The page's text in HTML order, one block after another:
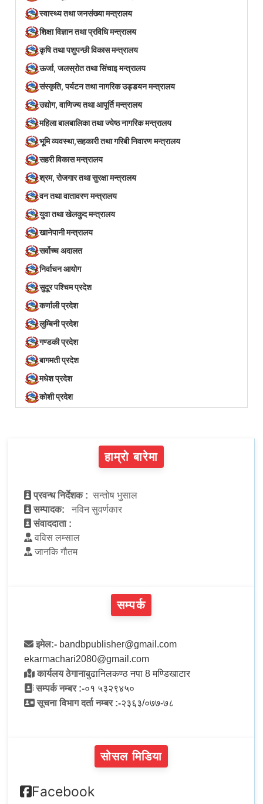
स्वास्थ्य तथा जनसंख्या मन्त्रालय
शिक्षा विज्ञान तथा प्रविधि मन्त्रालय
कृषि तथा पशुपन्छी विकास मन्त्रालय
ऊर्जा, जलस्रोत तथा सिंचाइ मन्त्रालय
संस्कृति, पर्यटन तथा नागरिक उड्डयन मन्त्रालय
उद्योग, वाणिज्य तथा आपूर्ति मन्त्रालय
महिला बालबालिका तथा ज्येष्ठ नागरिक मन्त्रालय
भूमि व्यवस्था,सहकारी तथा गरिबी निवारण मन्त्रालय
सहरी विकास मन्त्रालय
श्रम, रोजगार तथा सुरक्षा मन्त्रालय
वन तथा वातावरण मन्त्रालय
युवा तथा खेलकुद मन्त्रालय
खानेपानी मन्त्रालय
सर्वोच्च अदालत
निर्वाचन आयोग
सुदूर पश्चिम प्रदेश
कर्णाली प्रदेश
लुम्बिनी प्रदेश
गण्डकी प्रदेश
बागमती प्रदेश
मधेश प्रदेश
कोशी प्रदेश
हाम्रो बारेमा
प्रवन्ध निर्देशक : सन्तोष भुसाल
सम्पादक:
नविन सुवर्णकार
संवाददाता :
वविस लम्साल
जानकि गौतम
सम्पर्क
इमेल:- bandbpublisher@gmail.com
ekarmachari2080@gmail.com
कार्यलय ठेगानाबुढानिलकण्ठ नपा 8 मण्डिखाटार
सम्पर्क नम्बर :-०१ ५३२९४५०
सूचना विभाग दर्ता नम्बर :-२३६३/०७७-७८
सोसल मिडिया
Facebook